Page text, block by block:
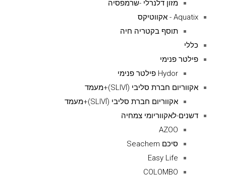
מזון דלנרלי -שרמפסיה
Aquatix - אקווטיקס
תוסף בקטריה חיה
כללי
פילטר פנימי
Hydor פילטר פנימי
אקווריום חברת סליבי (SLIVIׂׂ)+מעמד
אקווריום חברת סליבי (SLIVIׂׂ)+מעמד
דשנים-לאקווריומי צמחיה
AZOO
סיכם Seachem
Easy Life
COLOMBO